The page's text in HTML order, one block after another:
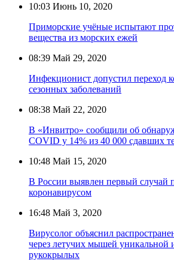
10:03 Июнь 10, 2020
Приморские учёные испытают
вещества из морских ежей
08:39 Май 29, 2020
Инфекционист допустил переход
сезонных заболеваний
08:38 Май 22, 2020
В «Инвитро» сообщили об
COVID у 14% из 40 000 сдавших
10:48 Май 15, 2020
В России выявлен первый случай
коронавирусом
16:48 Май 3, 2020
Вирусолог объяснил
через летучих мышей уникальной
рукокрылых